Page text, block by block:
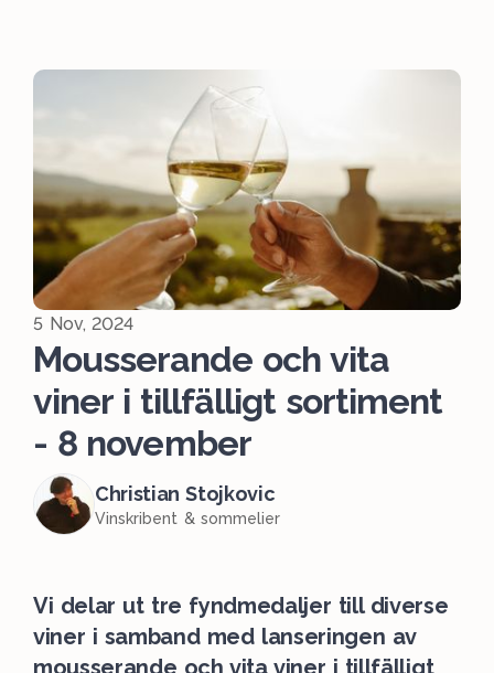
5 Nov, 2024
Mousserande och vita
viner i tillfälligt sortiment
- 8 november
Christian Stojkovic
Vinskribent & sommelier
Vi delar ut tre fyndmedaljer till diverse
viner i samband med lanseringen av